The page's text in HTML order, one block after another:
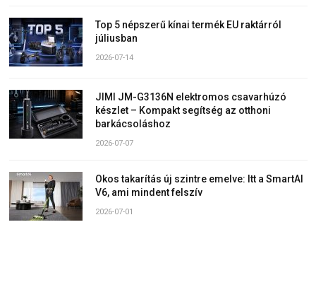
Top 5 népszerű kínai termék EU raktárról
júliusban
2026-07-14
JIMI JM-G3136N elektromos csavarhúzó
készlet – Kompakt segítség az otthoni
barkácsoláshoz
2026-07-07
Okos takarítás új szintre emelve: Itt a SmartAI
V6, ami mindent felszív
2026-07-01